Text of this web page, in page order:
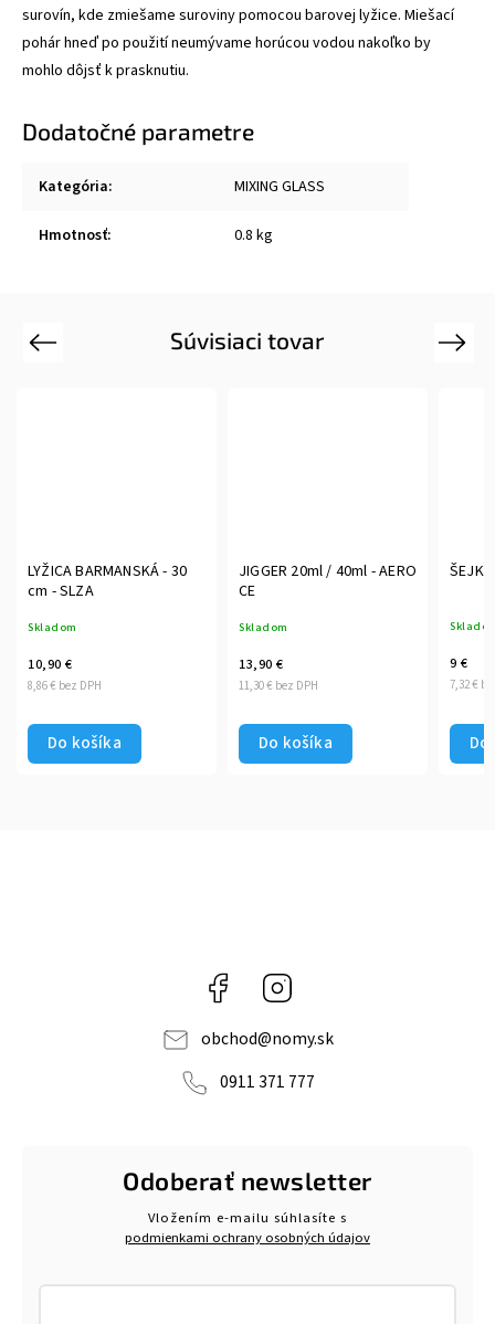
surovín, kde zmiešame suroviny pomocou barovej lyžice. Miešací
pohár hneď po použití neumývame horúcou vodou nakoľko by
mohlo dôjsť k prasknutiu.
Dodatočné parametre
Kategória: MIXING GLASS
Hmotnosť: 0.8 kg
Súvisiaci tovar
Previous
LYŽICA BARMANSKÁ - 30
cm - SLZA
Skladom
8,86 € bez DPH
10,90 €
Do košíka
JIGGER 20ml / 40ml - AERO
CE
Skladom
11,30 € bez DPH
13,90 €
Do košíka
7,32 €
9 €
Next
Facebook
obchod@nomy.sk
0911 371 777
Odoberať newsletter
Vložením e-mailu súhlasíte s
podmienkami ochrany osobných údajov